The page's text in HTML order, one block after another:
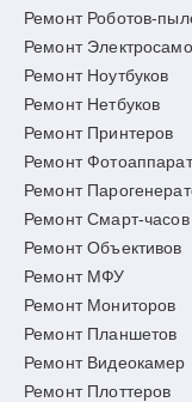
Ремонт Роботов-
Ремонт
Ремонт Ноутбуков
Ремонт Нетбуков
Ремонт Принтеров
Ремонт
Ремонт
Ремонт Смарт-часов
Ремонт Объективов
Ремонт МФУ
Ремонт Мониторов
Ремонт Планшетов
Ремонт Видеокамер
Ремонт Плоттеров